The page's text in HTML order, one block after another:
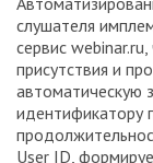
слушателя
сервис
присутствия и
автоматическую
идентификатору
User ID,